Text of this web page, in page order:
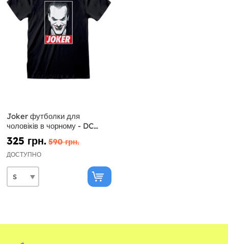
Joker футболки для
чоловіків в чорному - DC
Comics
325 грн. 590 грн.
ДОСТУПНО